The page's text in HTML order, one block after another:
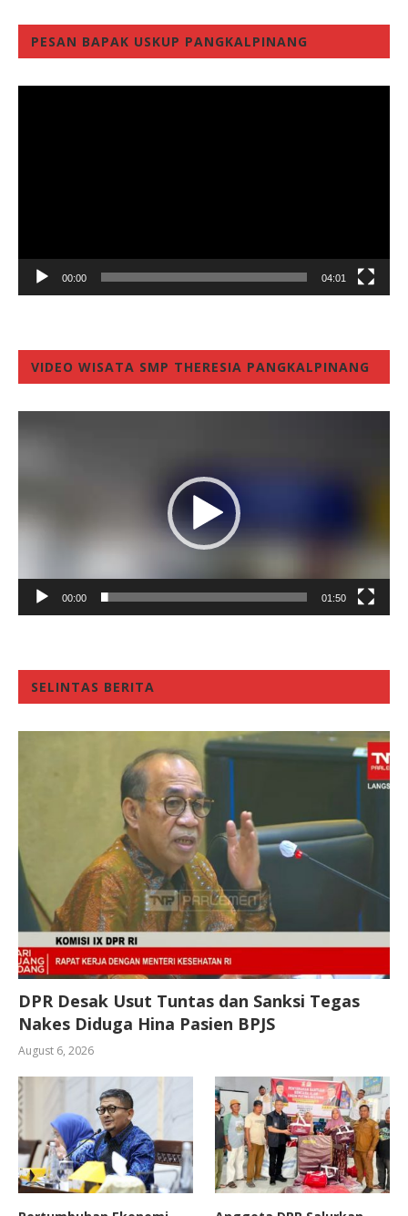
PESAN BAPAK USKUP PANGKALPINANG
00:00 04:01
VIDEO WISATA SMP THERESIA PANGKALPINANG
00:00 01:50
SELINTAS BERITA
DPR Desak Usut Tuntas dan Sanksi Tegas
Nakes Diduga Hina Pasien BPJS
August 6, 2026